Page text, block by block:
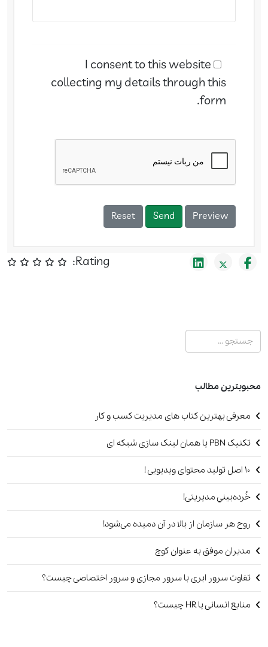
I consent to this website
collecting my details through this
form.
Preview
Send
Reset
Rating:
جستجو
محبوبترین مطالب
معرفی بهترین کتاب های مدیریت کسب و کار
تکنیک PBN یا همان لینک سازی شبکه ای
۱۰ اصل تولید محتوای ویدیویی !
خُرده‌بینیِ مدیریتی!
روح هر سازمان از بالا در آن دمیده می‌شود!
مدیران موفق به عنوان کوچ
تفاوت سرور ابری با سرور مجازی و سرور اختصاصی چیست؟
منابع انسانی یا HR چیست؟